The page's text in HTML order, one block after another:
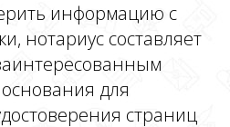
информацию с
нотариус составляет
для
страниц